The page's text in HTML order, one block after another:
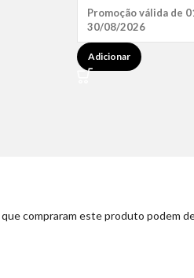
Promoção válida de
30/08/2026
Adicionar
compraram este produto podem